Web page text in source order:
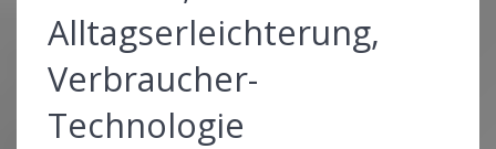
Alltagserleichterung,
Verbraucher-
Technologie